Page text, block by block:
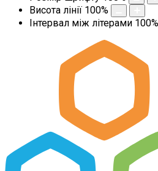
Висота лінії 100%
Інтервал між літерами 100%